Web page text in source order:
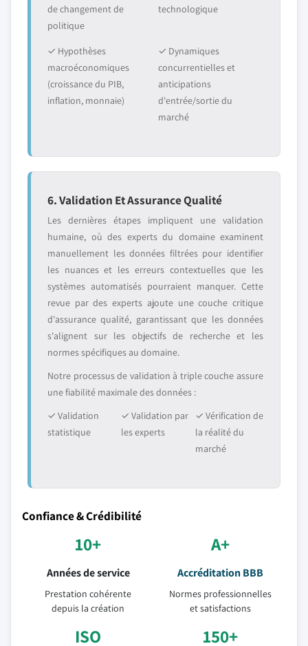
de changement de
politique
technologique
✓ Hypothèses
macroéconomiques
(croissance du PIB,
inflation, monnaie)
✓ Dynamiques
concurrentielles et
anticipations
d'entrée/sortie du
marché
6. Validation Et Assurance Qualité
Les dernières étapes impliquent une validation
humaine, où des experts du domaine examinent
manuellement les données filtrées pour identifier
les nuances et les erreurs contextuelles que les
systèmes automatisés pourraient manquer. Cette
revue par des experts ajoute une couche critique
d'assurance qualité, garantissant que les données
s'alignent sur les objectifs de recherche et les
normes spécifiques au domaine.
Notre processus de validation à triple couche assure
une fiabilité maximale des données :
✓ Validation
statistique
✓ Validation par
les experts
✓ Vérification de
la réalité du
marché
Confiance & Crédibilité
10+
Années de service
Prestation cohérente
depuis la création
A+
Accréditation BBB
Normes professionnelles
et satisfactions
ISO 150+